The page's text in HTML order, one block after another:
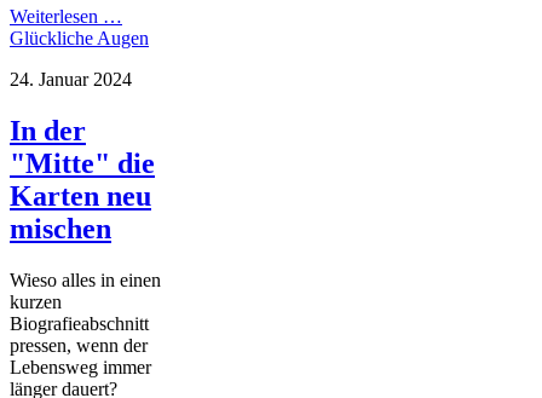
Weiterlesen …
Glückliche Augen
24. Januar 2024
In der
"Mitte" die
Karten neu
mischen
Wieso alles in einen
kurzen
Biografieabschnitt
pressen, wenn der
Lebensweg immer
länger dauert?